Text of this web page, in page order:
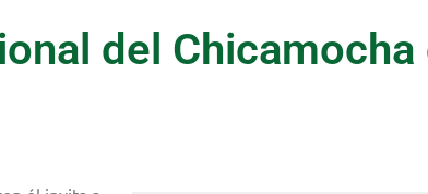
del Chicamocha